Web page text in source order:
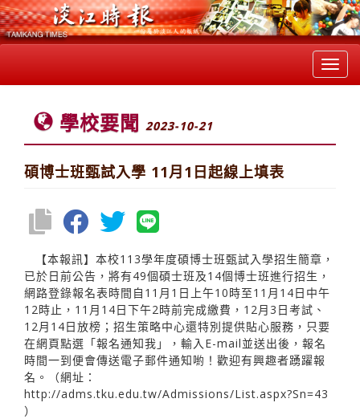
學校要聞 2023-10-21
碩博士班甄試入學 11月1日起線上填表
【本報訊】本校113學年度碩博士班甄試入學招生簡章，
已於日前公告，將有49個碩士班及14個博士班進行招生，
網路登錄報名表時間自11月1日上午10時至11月14日中午
12時止，11月14日下午2時前完成繳費，12月3日考試、
12月14日放榜；招生策略中心還特別提供貼心服務，只要
在網頁點選「報名通知我」，輸入E-mail並送出後，報名
時間一到便會傳送電子郵件通知喲！歡迎有興趣者踴躍報
名。（網址：
http://adms.tku.edu.tw/Admissions/List.aspx?Sn=43
）